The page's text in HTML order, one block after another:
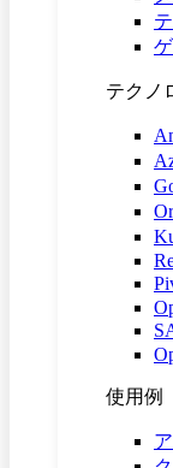
テクノ
使用例